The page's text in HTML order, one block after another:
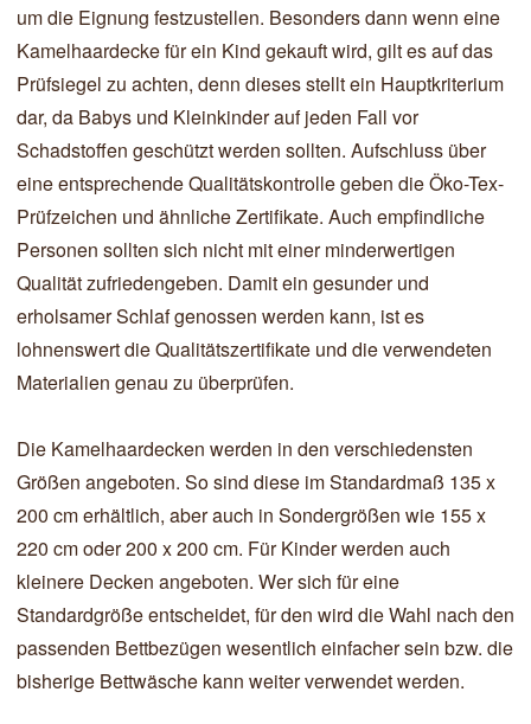
um die Eignung festzustellen. Besonders dann wenn eine
Kamelhaardecke für ein Kind gekauft wird, gilt es auf das
Prüfsiegel zu achten, denn dieses stellt ein Hauptkriterium
dar, da Babys und Kleinkinder auf jeden Fall vor
Schadstoffen geschützt werden sollten. Aufschluss über
eine entsprechende Qualitätskontrolle geben die Öko-Tex-
Prüfzeichen und ähnliche Zertifikate. Auch empfindliche
Personen sollten sich nicht mit einer minderwertigen
Qualität zufriedengeben. Damit ein gesunder und
erholsamer Schlaf genossen werden kann, ist es
lohnenswert die Qualitätszertifikate und die verwendeten
Materialien genau zu überprüfen.
Die Kamelhaardecken werden in den verschiedensten
Größen angeboten. So sind diese im Standardmaß 135 x
200 cm erhältlich, aber auch in Sondergrößen wie 155 x
220 cm oder 200 x 200 cm. Für Kinder werden auch
kleinere Decken angeboten. Wer sich für eine
Standardgröße entscheidet, für den wird die Wahl nach den
passenden Bettbezügen wesentlich einfacher sein bzw. die
bisherige Bettwäsche kann weiter verwendet werden.